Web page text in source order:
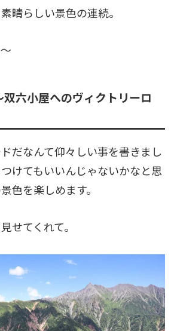
晴らしい景色の連続。
双六小屋へのヴィクトリーロ
だなんて仰々しい事を書きまし
けてもいいんじゃないかなと思
色を楽しめます。
せてくれて。